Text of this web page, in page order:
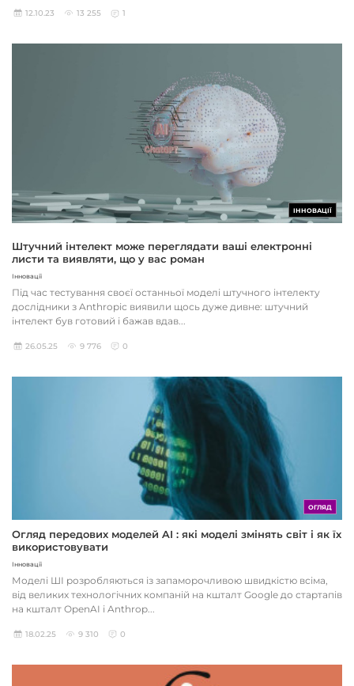
12.10.23 13 255 1
ІННОВАЦІЇ
Штучний інтелект може переглядати ваші електронні
листи та виявляти, що у вас роман
Інновації
Під час тестування своєї останньої моделі штучного інтелекту
дослідники з Anthropic виявили щось дуже дивне: штучний
інтелект був готовий і бажав вдав...
26.05.25 9 776 0
ОГЛЯД
Огляд передових моделей AI : які моделі змінять світ і як їх
використовувати
Інновації
Моделі ШІ розробляються із запаморочливою швидкістю всіма,
від великих технологічних компаній на кшталт Google до стартапів
на кшталт OpenAI і Anthrop...
18.02.25 9 310 0